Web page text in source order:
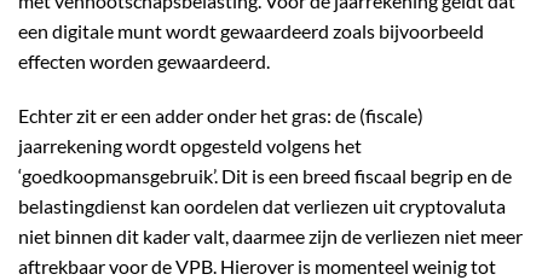
een digitale munt wordt gewaardeerd zoals bijvoorbeeld
effecten worden gewaardeerd.
Echter zit er een adder onder het gras: de (fiscale)
jaarrekening wordt opgesteld volgens het
‘goedkoopmansgebruik’. Dit is een breed fiscaal begrip en de
belastingdienst kan oordelen dat verliezen uit cryptovaluta
niet binnen dit kader valt, daarmee zijn de verliezen niet meer
aftrekbaar voor de VPB. Hierover is momenteel weinig tot